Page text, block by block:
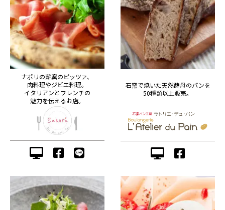
ナポリの薪窯のピッツァ、
肉料理やジビエ料理。
イタリアンとフレンチの
魅力を伝えるお店。
石窯で焼いた天然酵母のパンを
50種類以上販売。